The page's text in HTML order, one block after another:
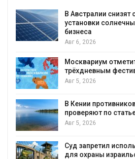
В Австралии снизят
установки
бизнеса
Авг 6, 2026
Москвариум
трёхдневным
Авг 5, 2026
В Кении
проверяют по
Авг 5, 2026
Суд запретил
для охраны